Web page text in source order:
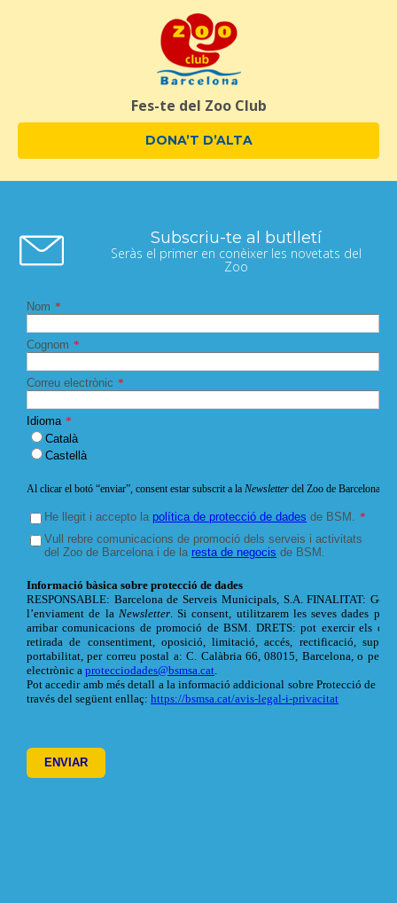
Fes-te del Zoo Club
DONA’T D’ALTA
Subscriu-te al butlletí
Seràs el primer en conèixer les novetats del
Zoo